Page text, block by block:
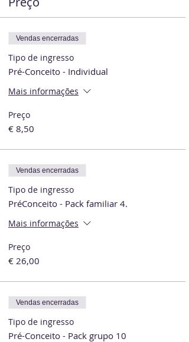
Vendas encerradas
Tipo de ingresso
Pré-Conceito - Individual
Mais informações
Preço
€ 8,50
Vendas encerradas
Tipo de ingresso
PréConceito - Pack familiar 4.
Mais informações
Preço
€ 26,00
Vendas encerradas
Tipo de ingresso
Pré-Conceito - Pack grupo 10